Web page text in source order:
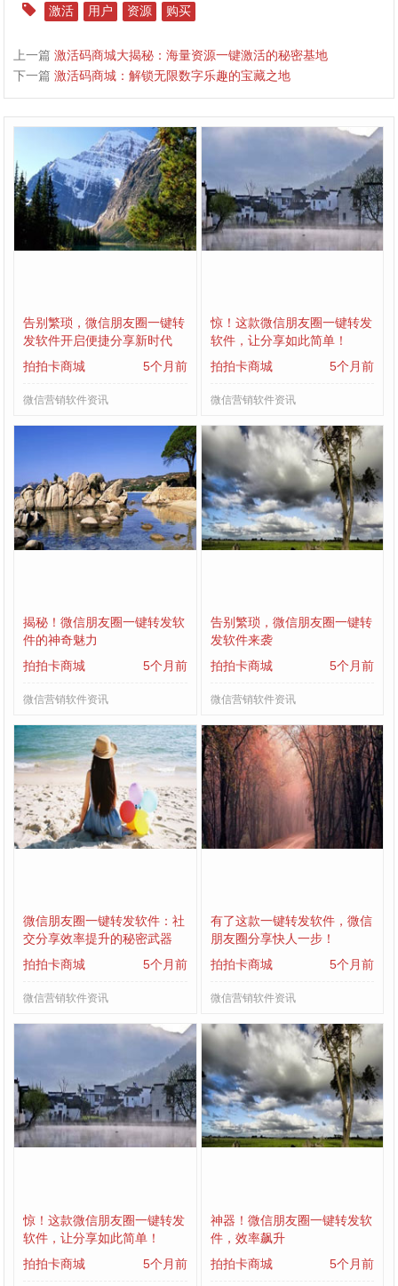
激活 用户 资源 购买
上一篇激活码商城大揭秘：海量资源一键激活的秘密基地
下一篇激活码商城：解锁无限数字乐趣的宝藏之地
告别繁琐，微信朋友圈一键转
发软件开启便捷分享新时代
拍拍卡商城
5个月前
微信营销软件资讯
惊！这款微信朋友圈一键转发
软件，让分享如此简单！
拍拍卡商城
5个月前
微信营销软件资讯
揭秘！微信朋友圈一键转发软
件的神奇魅力
拍拍卡商城
5个月前
微信营销软件资讯
告别繁琐，微信朋友圈一键转
发软件来袭
拍拍卡商城
5个月前
微信营销软件资讯
微信朋友圈一键转发软件：社
交分享效率提升的秘密武器
拍拍卡商城
5个月前
微信营销软件资讯
有了这款一键转发软件，微信
朋友圈分享快人一步！
拍拍卡商城
5个月前
微信营销软件资讯
惊！这款微信朋友圈一键转发
软件，让分享如此简单！
拍拍卡商城
5个月前
神器！微信朋友圈一键转发软
件，效率飙升
拍拍卡商城
5个月前